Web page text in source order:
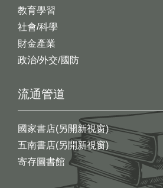
教育學習
社會/科學
財金產業
政治/外交/國防
流通管道
國家書店(另開新視窗)
五南書店(另開新視窗)
寄存圖書館